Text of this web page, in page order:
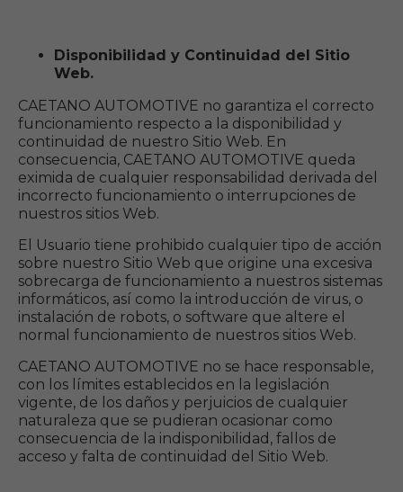
Disponibilidad y Continuidad del Sitio
Web.
CAETANO AUTOMOTIVE no garantiza el correcto
funcionamiento respecto a la disponibilidad y
continuidad de nuestro Sitio Web. En
consecuencia, CAETANO AUTOMOTIVE queda
eximida de cualquier responsabilidad derivada del
incorrecto funcionamiento o interrupciones de
nuestros sitios Web.
El Usuario tiene prohibido cualquier tipo de acción
sobre nuestro Sitio Web que origine una excesiva
sobrecarga de funcionamiento a nuestros sistemas
informáticos, así como la introducción de virus, o
instalación de robots, o software que altere el
normal funcionamiento de nuestros sitios Web.
CAETANO AUTOMOTIVE no se hace responsable,
con los límites establecidos en la legislación
vigente, de los daños y perjuicios de cualquier
naturaleza que se pudieran ocasionar como
consecuencia de la indisponibilidad, fallos de
acceso y falta de continuidad del Sitio Web.